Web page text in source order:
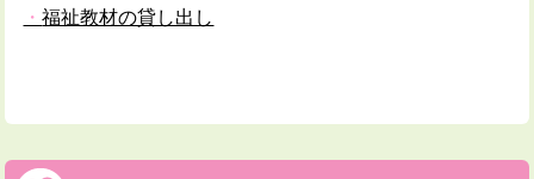
・福祉教材の貸し出し